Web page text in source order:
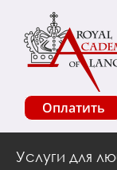
Оплатить
Услуги для